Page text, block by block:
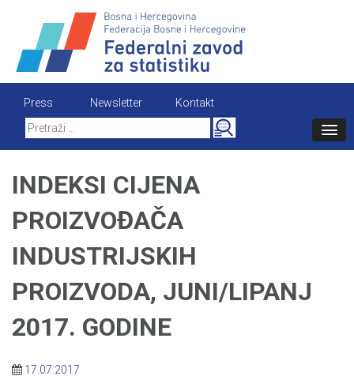
content
Press Newsletter
Kontakt
Search
for:
INDEKSI CIJENA
PROIZVOĐAČA
INDUSTRIJSKIH
PROIZVODA, JUNI/LIPANJ
2017. GODINE
17.07.2017